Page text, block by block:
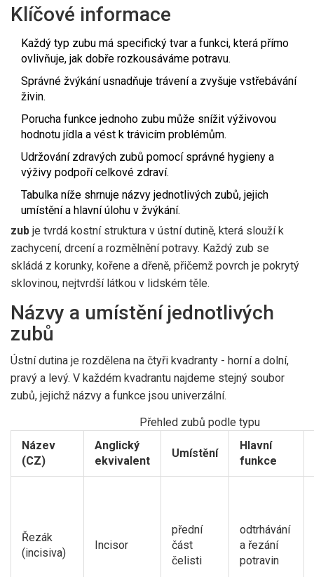
Klíčové informace
Každý typ zubu má specifický tvar a funkci, která přímo
ovlivňuje, jak dobře rozkousáváme potravu.
Správné žvýkání usnadňuje trávení a zvyšuje vstřebávání
živin.
Porucha funkce jednoho zubu může snížit výživovou
hodnotu jídla a vést k trávicím problémům.
Udržování zdravých zubů pomocí správné hygieny a
výživy podpoří celkové zdraví.
Tabulka níže shrnuje názvy jednotlivých zubů, jejich
umístění a hlavní úlohu v žvýkání.
zub je tvrdá kostní struktura v ústní dutině, která slouží k
zachycení, drcení a rozmělnění potravy. Každý zub se
skládá z korunky, kořene a dřeně, přičemž povrch je pokrytý
sklovinou, nejtvrdší látkou v lidském těle.
Názvy a umístění jednotlivých
zubů
Ústní dutina je rozdělena na čtyři kvadranty - horní a dolní,
pravý a levý. V každém kvadrantu najdeme stejný soubor
zubů, jejichž názvy a funkce jsou univerzální.
Přehled zubů podle typu
Název
(CZ)
Anglický
ekvivalent
Umístění
Hlavní
funkce
Řezák
(incisiva)
Incisor
přední
část
čelisti
odtrhávání
a řezání
potravin